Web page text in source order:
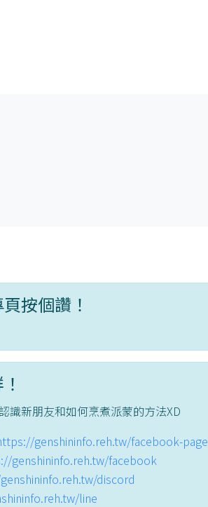
按個讚！
識新朋友和如何烹煮派蒙的方法XD
genshininfo.reh.tw/facebook-page
genshininfo.reh.tw/facebook
discord
line